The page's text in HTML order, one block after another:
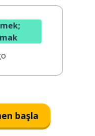
başla